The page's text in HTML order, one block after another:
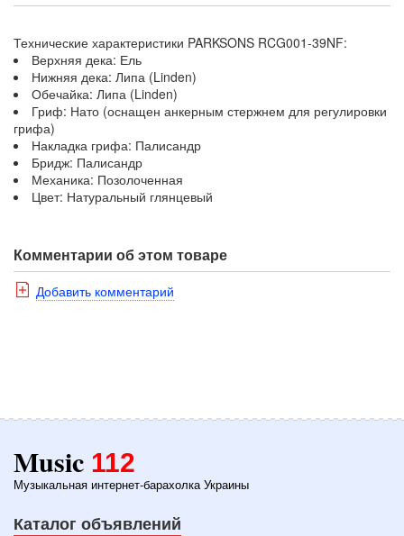
Технические характеристики PARKSONS RCG001-39NF:
Верхняя дека: Ель
Нижняя дека: Липа (Linden)
Обечайка: Липа (Linden)
Гриф: Нато (оснащен анкерным стержнем для регулировки
грифа)
Накладка грифа: Палисандр
Бридж: Палисандр
Механика: Позолоченная
Цвет: Натуральный глянцевый
Комментарии об этом товаре
Добавить комментарий
Music 112
Музыкальная интернет-барахолка Украины
Каталог объявлений